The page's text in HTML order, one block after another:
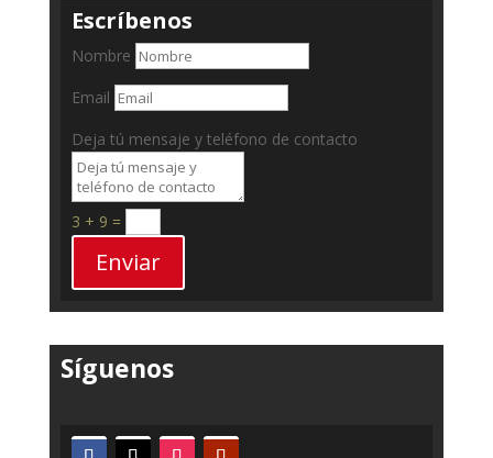
Escríbenos
Nombre
Email
Deja tú mensaje y teléfono de contacto
3 + 9 =
Enviar
Síguenos